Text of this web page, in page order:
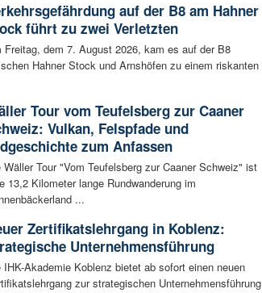
auf der B8 am Hahner
führt zu zwei Verletzten
Freitag, dem 7. August 2026, kam es auf der B8
Hahner Stock und Arnshöfen zu einem riskanten
Tour vom Teufelsberg zur Caaner
Vulkan, Felspfade und
zum Anfassen
Wäller Tour "Vom Teufelsberg zur Caaner Schweiz" ist
13,2 Kilometer lange Rundwanderung im
...
Zertifikatslehrgang in Koblenz:
Unternehmensführung
IHK-Akademie Koblenz bietet ab sofort einen neuen
zur strategischen Unternehmensführung